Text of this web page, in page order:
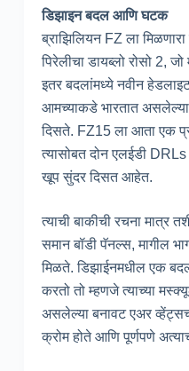
डिझाइन बदल आणि घटक
ब्राझिलियन FZ ला मिळणारा
पिरेलीचा डायब्लो रोसो 2,
इतर बदलांमध्ये नवीन
आमच्याकडे भारतात असलेल्या
दिसते. FZ15 ला आता एक
त्यासोबत दोन एलईडी
खूप सुंदर दिसत आहेत.
त्याची बाकीची रचना मात्र
समान बॉडी पॅनल्स, मागील
मिळते. डिझाईनमधील एक
करतो तो म्हणजे त्याच्या
असलेल्या बनावट एअर
क्रोम होते आणि पूर्णपणे